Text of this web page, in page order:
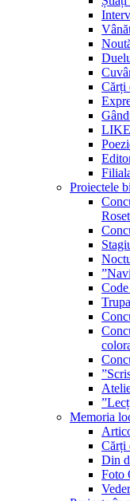
Cărți
LIKE
Proiectele
Memoria
Cărți
Din
Foto